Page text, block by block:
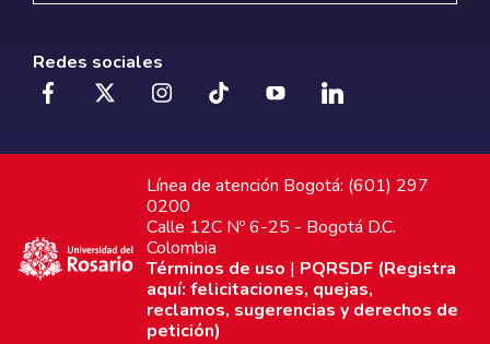
Redes sociales
Línea de atención Bogotá: (601) 297
0200
Calle 12C Nº 6-25 - Bogotá D.C.
Colombia
Términos de uso | PQRSDF (Registra
aquí: felicitaciones, quejas,
reclamos, sugerencias y derechos de
petición)